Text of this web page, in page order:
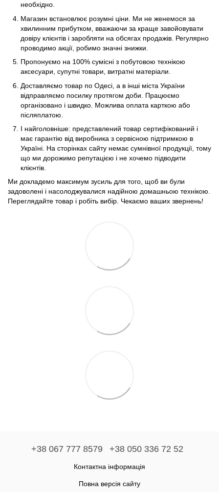
необхідно.
Магазин встановлює розумні ціни. Ми не женемося за
хвилинним прибутком, вважаючи за краще завойовувати
довіру клієнтів і заробляти на обсягах продажів. Регулярно
проводимо акції, робимо значні знижки.
Пропонуємо на 100% сумісні з побутовою технікою
аксесуари, супутні товари, витратні матеріали.
Доставляємо товар по Одесі, а в інші міста України
відправляємо посилку протягом доби. Працюємо
організовано і швидко. Можлива оплата карткою або
післяплатою.
І найголовніше: представлений товар сертифікований і
має гарантію від виробника з сервісною підтримкою в
Україні. На сторінках сайту немає сумнівної продукції, тому
що ми дорожимо репутацією і не хочемо підводити
клієнтів.
Ми докладемо максимум зусиль для того, щоб ви були
задоволені і насолоджувалися надійною домашньою технікою.
Переглядайте товар і робіть вибір. Чекаємо ваших звернень!
+38 067 777 8579 +38 050 336 72 52
Контактна інформація
Повна версія сайту